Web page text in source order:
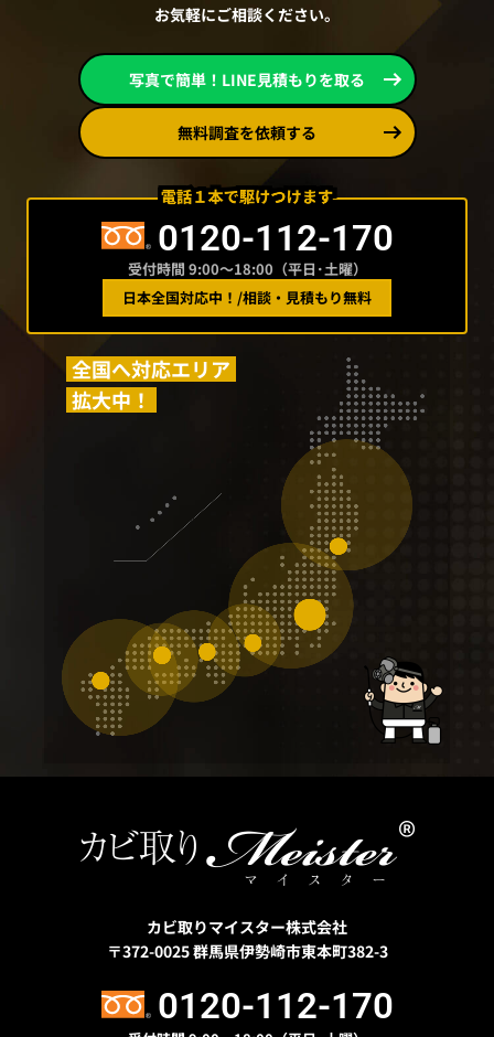
お気軽にご相談ください。
写真で簡単！LINE見積もりを取る
無料調査を依頼する
日本全国対応中！ /相談・見積もり無料
0120-112-170
受付時間 9:00〜18:00（平日･土曜）
全国へ対応エリア
拡大中！
カビ取りマイスター株式会社
〒372-0025群馬県伊勢崎市東本町382-3
0120-112-170